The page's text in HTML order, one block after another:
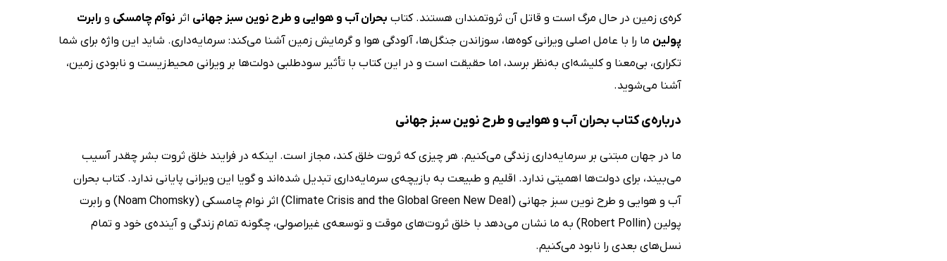
کره‌ی زمین در حال مرگ است و قاتل آن ثروتمندان هستند. کتاب بحران آب و هوایی و طرح نوین سبز جهانی اثر نوآم چامسکی و رابرت
پولین ما را با عامل اصلی ویرانی کوه‌ها، سوزاندن جنگل‌ها، آلودگی هوا و گرمایش زمین آشنا می‌کند: سرمایه‌داری. شاید این واژه برای شما
تکراری، بی‌معنا و کلیشه‌ای به‌نظر برسد، اما حقیقت است و در این کتاب با تأثیر سودطلبی دولت‌ها بر ویرانی محیط‌زیست و نابودی زمین،
آشنا می‌شوید.
درباره‌ی کتاب بحران آب و هوایی و طرح نوین سبز جهانی
ما در جهان مبتنی بر سرمایه‌داری زندگی می‌کنیم. هر چیزی که ثروت خلق کند، مجاز است. اینکه در فرایند خلق ثروت بشر چقدر آسیب
می‌بیند، برای دولت‌ها اهمیتی ندارد. اقلیم و طبیعت به بازیچه‌ی سرمایه‌داری تبدیل شده‌اند و گویا این ویرانی پایانی ندارد. کتاب بحران
آب و هوایی و طرح نوین سبز جهانی (Climate Crisis and the Global Green New Deal) اثر نوام چامسکی (Noam Chomsky) و رابرت
پولین (Robert Pollin) به ما نشان می‌دهد با خلق ثروت‌های موقت و توسعه‌ی غیراصولی، چگونه تمام زندگی و آینده‌ی خود و تمام
نسل‌های بعدی را نابود می‌کنیم.